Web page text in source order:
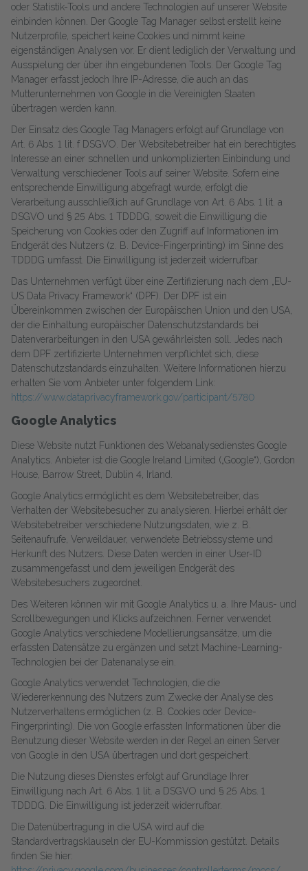
oder Statistik-Tools und andere Technologien auf unserer Website
einbinden können. Der Google Tag Manager selbst erstellt keine
Nutzerprofile, speichert keine Cookies und nimmt keine
eigenständigen Analysen vor. Er dient lediglich der Verwaltung und
Ausspielung der über ihn eingebundenen Tools. Der Google Tag
Manager erfasst jedoch Ihre IP-Adresse, die auch an das
Mutterunternehmen von Google in die Vereinigten Staaten
übertragen werden kann.
Der Einsatz des Google Tag Managers erfolgt auf Grundlage von
Art. 6 Abs. 1 lit. f DSGVO. Der Websitebetreiber hat ein berechtigtes
Interesse an einer schnellen und unkomplizierten Einbindung und
Verwaltung verschiedener Tools auf seiner Website. Sofern eine
entsprechende Einwilligung abgefragt wurde, erfolgt die
Verarbeitung ausschließlich auf Grundlage von Art. 6 Abs. 1 lit. a
DSGVO und § 25 Abs. 1 TDDDG, soweit die Einwilligung die
Speicherung von Cookies oder den Zugriff auf Informationen im
Endgerät des Nutzers (z. B. Device-Fingerprinting) im Sinne des
TDDDG umfasst. Die Einwilligung ist jederzeit widerrufbar.
Das Unternehmen verfügt über eine Zertifizierung nach dem „EU-
US Data Privacy Framework“ (DPF). Der DPF ist ein
Übereinkommen zwischen der Europäischen Union und den USA,
der die Einhaltung europäischer Datenschutzstandards bei
Datenverarbeitungen in den USA gewährleisten soll. Jedes nach
dem DPF zertifizierte Unternehmen verpflichtet sich, diese
Datenschutzstandards einzuhalten. Weitere Informationen hierzu
erhalten Sie vom Anbieter unter folgendem Link:
https://www.dataprivacyframework.gov/participant/5780
Google Analytics
Diese Website nutzt Funktionen des Webanalysedienstes Google
Analytics. Anbieter ist die Google Ireland Limited („Google“), Gordon
House, Barrow Street, Dublin 4, Irland.
Google Analytics ermöglicht es dem Websitebetreiber, das
Verhalten der Websitebesucher zu analysieren. Hierbei erhält der
Websitebetreiber verschiedene Nutzungsdaten, wie z. B.
Seitenaufrufe, Verweildauer, verwendete Betriebssysteme und
Herkunft des Nutzers. Diese Daten werden in einer User-ID
zusammengefasst und dem jeweiligen Endgerät des
Websitebesuchers zugeordnet.
Des Weiteren können wir mit Google Analytics u. a. Ihre Maus- und
Scrollbewegungen und Klicks aufzeichnen. Ferner verwendet
Google Analytics verschiedene Modellierungsansätze, um die
erfassten Datensätze zu ergänzen und setzt Machine-Learning-
Technologien bei der Datenanalyse ein.
Google Analytics verwendet Technologien, die die
Wiedererkennung des Nutzers zum Zwecke der Analyse des
Nutzerverhaltens ermöglichen (z. B. Cookies oder Device-
Fingerprinting). Die von Google erfassten Informationen über die
Benutzung dieser Website werden in der Regel an einen Server
von Google in den USA übertragen und dort gespeichert.
Die Nutzung dieses Dienstes erfolgt auf Grundlage Ihrer
Einwilligung nach Art. 6 Abs. 1 lit. a DSGVO und § 25 Abs. 1
TDDDG. Die Einwilligung ist jederzeit widerrufbar.
Die Datenübertragung in die USA wird auf die
Standardvertragsklauseln der EU-Kommission gestützt. Details
finden Sie hier: